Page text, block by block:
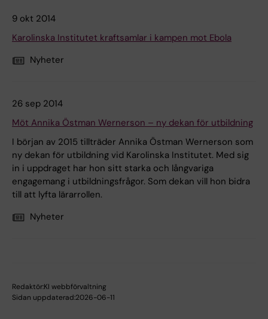
9 okt 2014
Karolinska Institutet kraftsamlar i kampen mot Ebola
Nyheter
26 sep 2014
Möt Annika Östman Wernerson – ny dekan för utbildning
​I början av 2015 tillträder Annika Östman Wernerson som
ny dekan för utbildning vid Karolinska Institutet. Med sig
in i uppdraget har hon sitt starka och långvariga
engagemang i utbildningsfrågor. Som dekan vill hon bidra
till att lyfta lärarrollen.
Nyheter
Redaktör:KI webbförvaltning
Sidan uppdaterad:2026-06-11